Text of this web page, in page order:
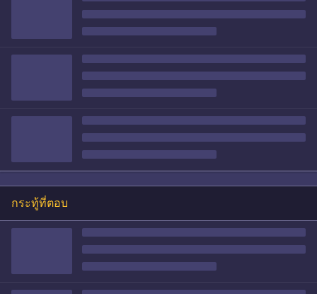
กระทู้ที่ตอบ